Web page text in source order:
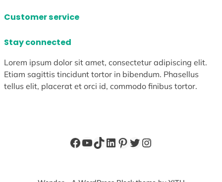
Customer service
Stay connected
Lorem ipsum dolor sit amet, consectetur adipiscing elit.
Etiam sagittis tincidunt tortor in bibendum. Phasellus
tellus elit, placerat et orci id, commodo finibus tortor.
Facebook
YouTube
TikTok
LinkedIn
Pinterest
X Instagram